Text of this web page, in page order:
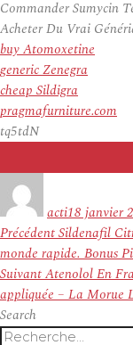
Commander Sumycin
Acheter Du Vrai
buy Atomoxetine
generic Zenegra
cheap Sildigra
pragmafurniture.com
tq5tdN
actile
18 janvier
Navigation
de
l’article
PrécédentArticle
précédent :
Sildenafil
monde rapide. Bonus
SuivantArticle
suivant :
Atenolol En
appliquée – La Morue
Search
Recherche